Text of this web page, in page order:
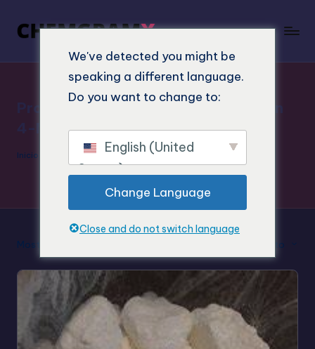
Productos químicos de investigación
4-Me-TMP
Inicio Productos químicos de investigación 4-Me-TMP
Mostrar el resultado único Clasificación por defecto
We've detected you might be
speaking a different language.
Do you want to change to:
English (United
States)
Change Language
Close and do not switch language